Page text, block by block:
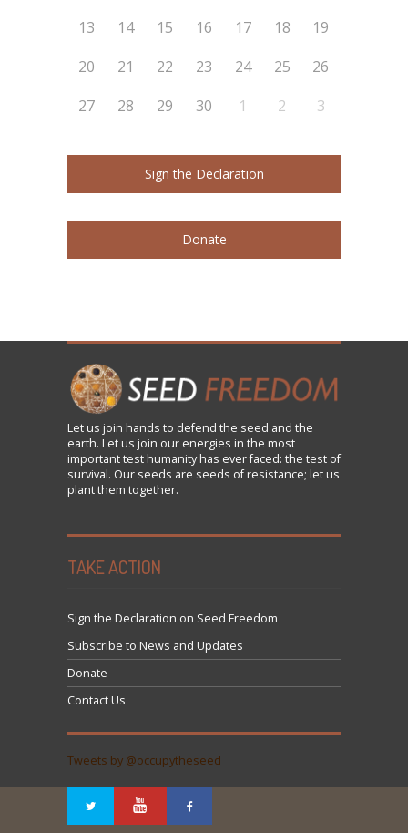
13
14 15 16 17 18
19
20
21 22 23 24 25
26
27
28 29 30 1 2 3
Sign the Declaration
Donate
Let us join hands to defend the seed and the
earth. Let us join our energies in the most
important test humanity has ever faced: the test of
survival. Our seeds are seeds of resistance; let us
plant them together.
TAKE ACTION
Sign the Declaration on Seed Freedom
Subscribe to News and Updates
Donate
Contact Us
Tweets by @occupytheseed